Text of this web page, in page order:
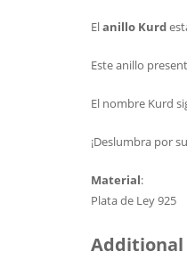
Elanillo Kurd
Este anillo
El nombre Kurd
¡Deslumbra por
Material:
Plata de Ley 925